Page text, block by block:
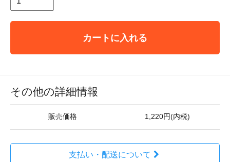
カートに入れる
その他の詳細情報
販売価格 1,220円(内税)
支払い・配送について